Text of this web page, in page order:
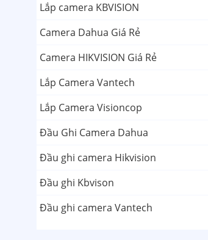
Lắp camera KBVISION
Camera Dahua Giá Rẻ
Camera HIKVISION Giá Rẻ
Lắp Camera Vantech
Lắp Camera Visioncop
Đầu Ghi Camera Dahua
Đầu ghi camera Hikvision
Đầu ghi Kbvison
Đầu ghi camera Vantech